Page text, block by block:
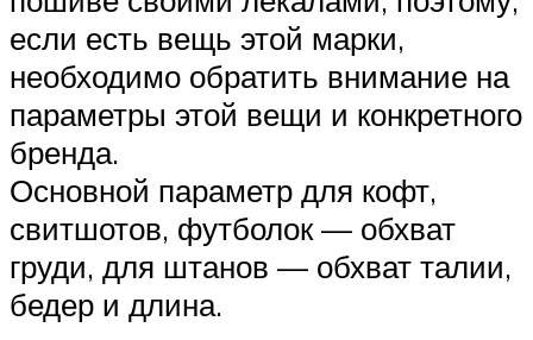
если есть вещь этой марки,
необходимо обратить внимание на
параметры этой вещи и конкретного
бренда.
Основной параметр для кофт,
свитшотов, футболок — обхват
груди, для штанов — обхват талии,
бедер и длина.